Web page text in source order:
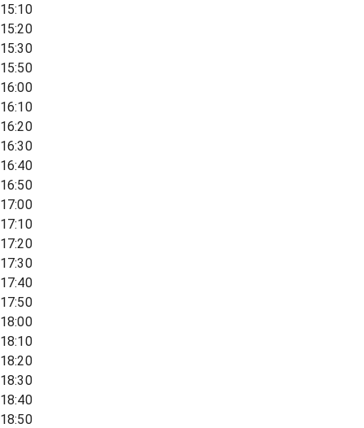
15:10
15:20
15:30
15:50
16:00
16:10
16:20
16:30
16:40
16:50
17:00
17:10
17:20
17:30
17:40
17:50
18:00
18:10
18:20
18:30
18:40
18:50